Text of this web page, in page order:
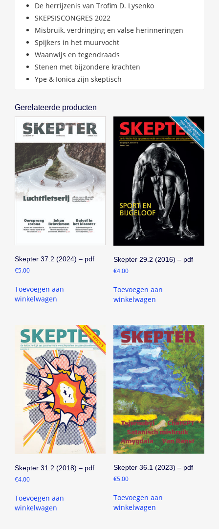
De herrijzenis van Trofim D. Lysenko
SKEPSISCONGRES 2022
Misbruik, verdringing en valse herinneringen
Spijkers in het muurvocht
Waanwijs en tegendraads
Stenen met bijzondere krachten
Ype & Ionica zijn skeptisch
Gerelateerde producten
Skepter 37.2 (2024) – pdf
€5.00
Toevoegen aan
winkelwagen
Skepter 29.2 (2016) – pdf
€4.00
Toevoegen aan
winkelwagen
Skepter 31.2 (2018) – pdf
€4.00
Toevoegen aan
winkelwagen
Skepter 36.1 (2023) – pdf
€5.00
Toevoegen aan
winkelwagen